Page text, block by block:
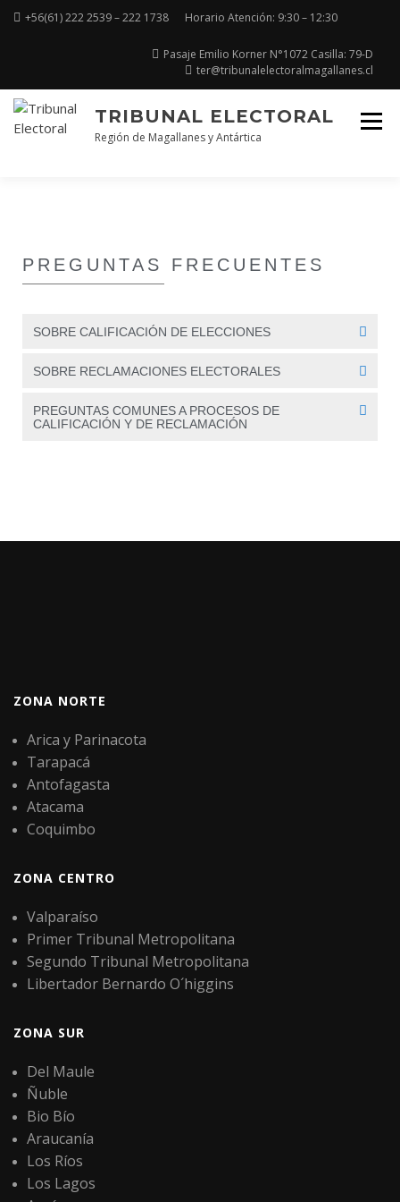
+56(61) 222 2539 – 222 1738 Horario Atención: 9:30 – 12:30
Pasaje Emilio Korner N°1072 Casilla: 79-D
ter@tribunalelectoralmagallanes.cl
TRIBUNAL ELECTORAL
Región de Magallanes y Antártica
PREGUNTAS FRECUENTES
SOBRE CALIFICACIÓN DE ELECCIONES
SOBRE RECLAMACIONES ELECTORALES
PREGUNTAS COMUNES A PROCESOS DE
CALIFICACIÓN Y DE RECLAMACIÓN
ZONA NORTE
Arica y Parinacota
Tarapacá
Antofagasta
Atacama
Coquimbo
ZONA CENTRO
Valparaíso
Primer Tribunal Metropolitana
Segundo Tribunal Metropolitana
Libertador Bernardo O´higgins
ZONA SUR
Del Maule
Ñuble
Bio Bío
Araucanía
Los Ríos
Los Lagos